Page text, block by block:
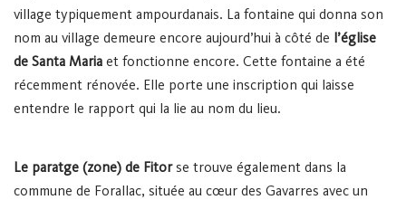
village typiquement ampourdanais. La fontaine qui donna son
nom au village demeure encore aujourd’hui à côté de l’église
de Santa Maria et fonctionne encore. Cette fontaine a été
récemment rénovée. Elle porte une inscription qui laisse
entendre le rapport qui la lie au nom du lieu.
Le paratge (zone) de Fitorse trouve également dans la
commune de Forallac, située au cœur des Gavarres avec un